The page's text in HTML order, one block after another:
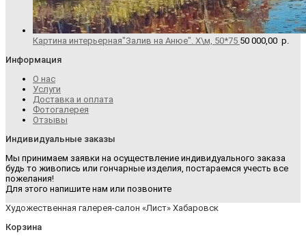
Картина интерьерная"Залив на Анюе". Х\м, 50*75 50 000,00 р.
Информация
О нас
Услуги
Доставка и оплата
Фотогалерея
Отзывы
Индивидуальные заказы
Мы принимаем заявки на осуществление индивидуального заказа
будь то живопись или гончарные изделия, постараемся учесть все
пожелания!
Для этого напишите нам или позвоните
Художественная галерея-салон «Лист» Хабаровск
Корзина